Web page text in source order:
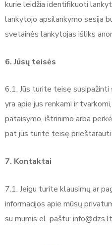
kurie leidžia identifikuoti
lankytojo apsilankymo sesija
svetainės lankytojas išliks
6. Jūsų teisės
6.1. Jūs turite teisę susipažinti
yra apie jus renkami ir
pataisymo, ištrinimo arba
pat jūs turite teisę prieštarauti
7. Kontaktai
7.1. Jeigu turite klausimų ar
informacijos apie mūsų
su mumis el. paštu: info@dzs.lt